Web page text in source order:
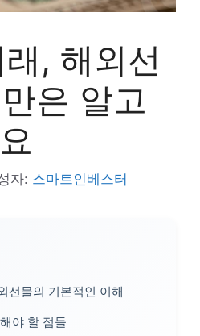
, 해외선
은 알고
자: 스마트인베스터
선물의 기본적인 이해
야 할 점들